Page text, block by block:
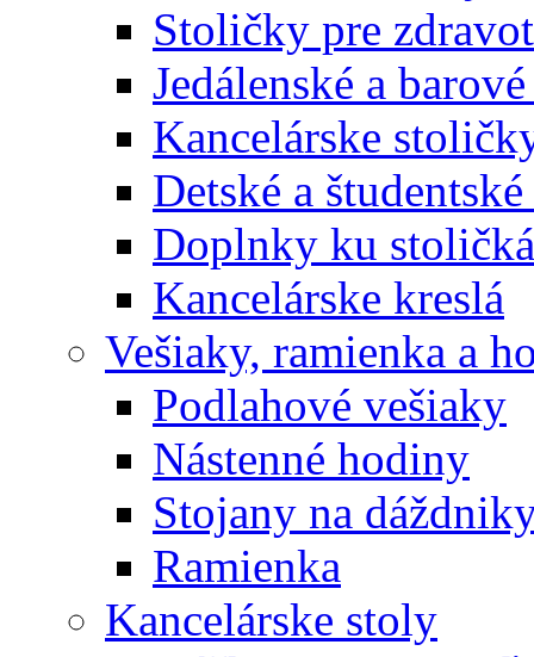
Stoličky pre
Jedálenské a
Kancelárske
Detské a
Doplnky ku
Kancelárske kreslá
Vešiaky, ramienka a
Podlahové vešiaky
Nástenné hodiny
Stojany na
Ramienka
Kancelárske stoly